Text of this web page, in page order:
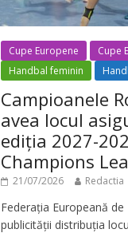
Cupe Europene
Cupe
Handbal feminin
Campioanele
avea locul
ediția 2027-
Champions
21/07/2026 Redactia
Federația Europeană
publicității distribuția